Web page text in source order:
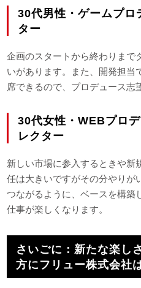
30代男性・ゲームプロ
ター
企画のスタートから終わりまで
いがあります。また、開発担当
席できるので、プロデュース志
30代女性・WEBプロ
レクター
新しい市場に参入するときや新
任は大きいですがその分やりが
つながるように、ベースを構築
仕事が楽しくなります。
さいごに：新たな楽し
方にフリュー株式会社